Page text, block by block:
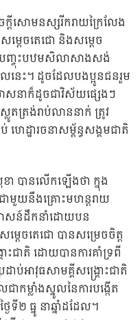
សោមនស្សរីករាយក្រៃលែង
តេចតេជោ និងសម្ដេច
បញ្ចុះបឋមសិលាសាងសង់
លនេះ។ ដូចដែលបងប្អូនជនរួម
សនាក៏ដូចជាវិស័យផ្សេងៗ
តត្រង់រាប់លាននាក់ ត្រូវ
ដ្ឋារចនាសម្ព័ន្ធសង្គមជាតិ
បានលើកឡើងថា ក្នុង
មួយនឹងគ្រោះមហន្តរាយ
សន៍ដឹកនាំដោយបន
េចតេជោ បានសម្រេចចិត្ត
ះជាតិ ដោយបានការគាំទ្រពី
ាប់អាវុធសាមគ្គីសង្គ្រោះជាតិ
កម្លាំងស្នូលនៃការបង្កើត
ទី២ ធ្នូ នាឆ្នាំដដែល។